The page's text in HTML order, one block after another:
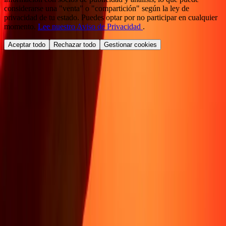
considerarse una "venta" o "compartición" según la ley de
privacidad de tu estado. Puedes optar por no participar en cualquier
momento. Lee nuestro Aviso de Privacidad .
Aceptar todo Rechazar todo Gestionar cookies